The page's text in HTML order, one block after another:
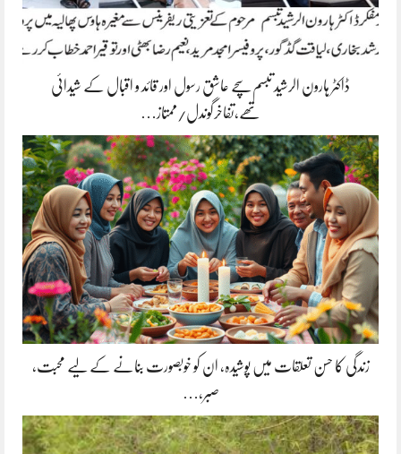
ڈاکٹر ہارون الرشید تبسم سچے عاشق رسول اور قائد و اقبال کے شیدائی
تھے،تفاخرگوندل/ممتاز…
زندگی کا حسن تعلقات میں پوشیدہ, ان کو خوبصورت بنانے کے لیے محبت،
صبر،…